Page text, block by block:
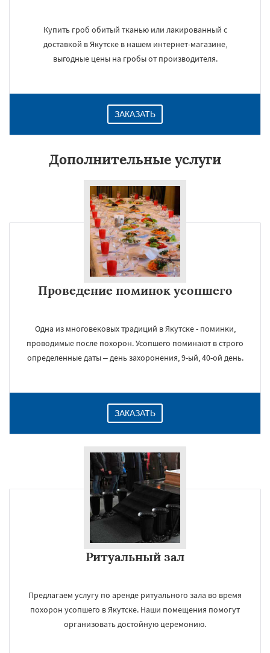
Купить гроб обитый тканью или лакированный с
доставкой в Якутске в нашем интернет-магазине,
выгодные цены на гробы от производителя.
ЗАКАЗАТЬ
Дополнительные услуги
Проведение поминок усопшего
Одна из многовековых традиций в Якутске - поминки,
проводимые после похорон. Усопшего поминают в строго
определенные даты – день захоронения, 9-ый, 40-ой день.
ЗАКАЗАТЬ
Ритуальный зал
Предлагаем услугу по аренде ритуального зала во время
похорон усопшего в Якутске. Наши помещения помогут
организовать достойную церемонию.
Даю согласие на обработку персональных данных